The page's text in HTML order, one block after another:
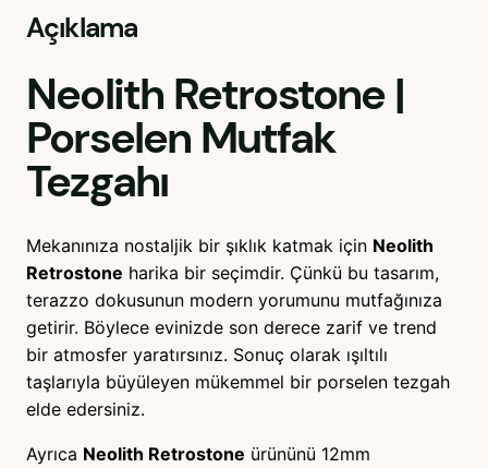
Açıklama
Neolith Retrostone|
Porselen Mutfak
Tezgahı
Mekanınıza nostaljik bir şıklık katmak için Neolith
Retrostone harika bir seçimdir. Çünkü bu tasarım,
terazzo dokusunun modern yorumunu mutfağınıza
getirir. Böylece evinizde son derece zarif ve trend
bir atmosfer yaratırsınız. Sonuç olarak ışıltılı
taşlarıyla büyüleyen mükemmel bir porselen tezgah
elde edersiniz.
Ayrıca Neolith Retrostone ürününü 12mm